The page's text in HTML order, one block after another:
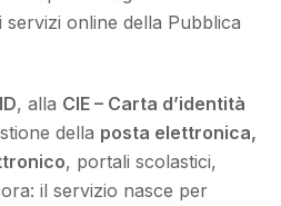
servizi online della Pubblica
, alla CIE – Carta d’identità
della posta elettronica,
, portali scolastici,
il servizio nasce per